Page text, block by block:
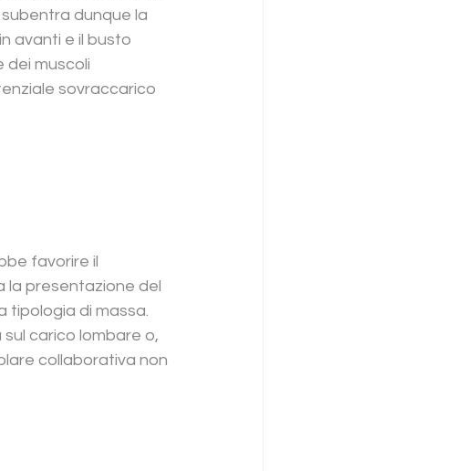
dunque la
avanti e il busto
muscoli
sovraccarico
favorire il
la presentazione del
tipologia di massa.
carico lombare o,
collaborativa non